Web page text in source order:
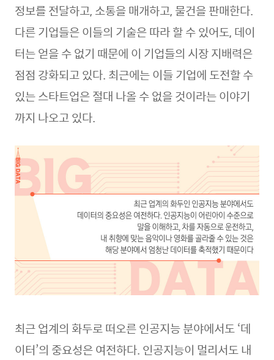
정보를 전달하고, 소통을 매개하고, 물건을 판매한다.
다른 기업들은 이들의 기술은 따라 할 수 있어도, 데이
터는 얻을 수 없기 때문에 이 기업들의 시장 지배력은
점점 강화되고 있다. 최근에는 이들 기업에 도전할 수
있는 스타트업은 절대 나올 수 없을 것이라는 이야기
까지 나오고 있다.
최근 업계의 화두로 떠오른 인공지능 분야에서도 ‘데
이터’의 중요성은 여전하다. 인공지능이 멀리서도 내